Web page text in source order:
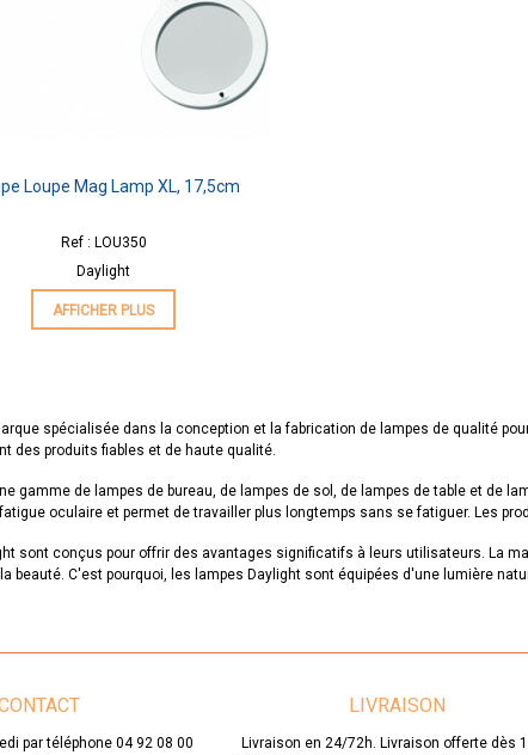
Loupe Mag Lamp XL, 17,5cm
Ref : LOU350
Daylight
AFFICHER PLUS
spécialisée dans la conception et la fabrication de lampes de qualité
des produits fiables et de haute qualité.
gamme de lampes de bureau, de lampes de sol, de lampes de table et de
oculaire et permet de travailler plus longtemps sans se fatiguer. Les
sont conçus pour offrir des avantages significatifs à leurs utilisateurs. La
beauté. C'est pourquoi, les lampes Daylight sont équipées d'une lumière
est appréciée des professionnels de la beauté pour la qualité de ses
est une marque de confiance pour les professionnels de la beauté qui
par téléphone 04 92 08 00
LIVRAISON
Livraison en 24/72h. Livraison offerte dès